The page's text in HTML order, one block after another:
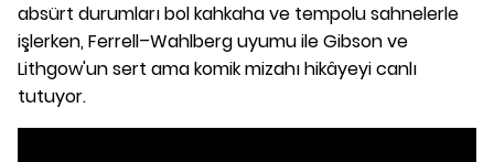
absürt durumları bol kahkaha ve tempolu sahnelerle
işlerken, Ferrell–Wahlberg uyumu ile Gibson ve
Lithgow'un sert ama komik mizahı hikâyeyi canlı
tutuyor.